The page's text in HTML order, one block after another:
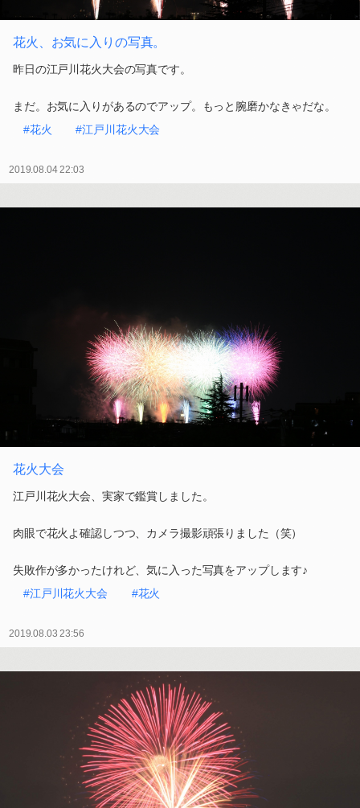
花火、お気に入りの写真。
昨日の江戸川花火大会の写真です。
まだ。お気に入りがあるのでアップ。もっと腕磨かなきゃだな。
#花火
#江戸川花火大会
2019.08.04 22:03
花火大会
江戸川花火大会、実家で鑑賞しました。
肉眼で花火よ確認しつつ、カメラ撮影頑張りました（笑）
失敗作が多かったけれど、気に入った写真をアップします♪
#江戸川花火大会
#花火
2019.08.03 23:56